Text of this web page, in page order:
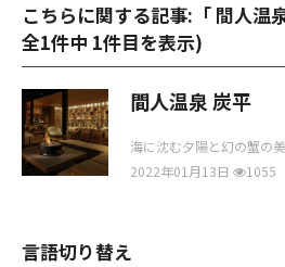
こちらに関する記事:「 間人温
全1件中 1件目を表示)
間人温泉 炭平
海に沈む夕陽と幻の蟹の
治元年から受け継ぐ“もて
2022年01月13日 1055
言語切り替え